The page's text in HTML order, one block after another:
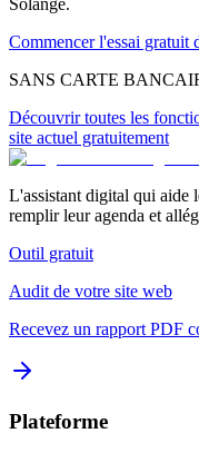
Solange.
Commencer l'essai gratuit
SANS CARTE
Découvrir toutes les
site actuel gratuitement
L'assistant digital qui aide
remplir leur agenda et
Outil gratuit
Audit de votre site web
Recevez un rapport PDF
Plateforme